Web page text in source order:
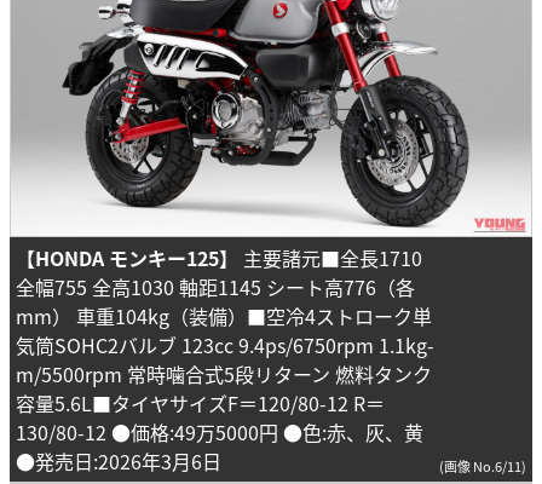
【HONDA モンキー125】
主要諸元■全長1710
全幅755 全高1030 軸距1145 シート高776（各
mm） 車重104kg（装備）■空冷4ストローク単
気筒SOHC2バルブ 123cc 9.4ps/6750rpm 1.1kg-
m/5500rpm 常時噛合式5段リターン 燃料タンク
容量5.6L■タイヤサイズF＝120/80-12 R＝
130/80-12 ●価格:49万5000円 ●色:赤、灰、黄
●発売日:2026年3月6日
(画像 No.6/11)